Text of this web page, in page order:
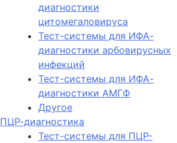
диагностики
цитомегаловируса
Тест-системы для ИФА-
диагностики арбовирусных
инфекций
Тест-системы для ИФА-
диагностики АМГФ
Другое
ПЦР-диагностика
Тест-системы для ПЦР-